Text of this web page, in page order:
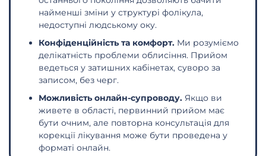
найменші зміни у структурі фолікула,
недоступні людському оку.
Конфіденційність та комфорт. Ми розуміємо
делікатність проблеми облисіння. Прийом
ведеться у затишних кабінетах, суворо за
записом, без черг.
Можливість онлайн-супроводу. Якщо ви
живете в області, первинний прийом має
бути очним, але повторна консультація для
корекції лікування може бути проведена у
форматі онлайн.